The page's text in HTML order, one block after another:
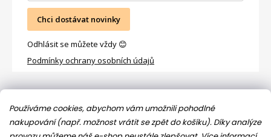
Používáme cookies, abychom vám umožnili pohodlné
nakupování (např. možnost vrátit se zpět do košíku). Díky analýze
Chci dostávat novinky
Odhlásit se můžete vždy 😊
Podmínky ochrany osobních údajů
Facebook